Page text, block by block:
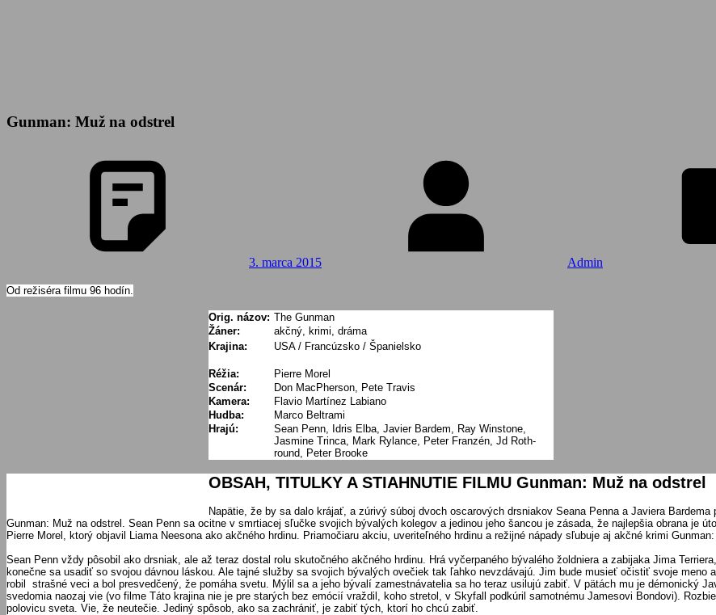
Gunman: Muž na odstrel
3. marca 2015 Admin
Od režiséra filmu 96 hodín.
Orig. názov: The Gunman
Žáner:
akčný, krimi, dráma
Krajina:
USA / Francúzsko / Španielsko
Réžia:
Pierre Morel
Scenár:
Don MacPherson, Pete Travis
Kamera:
Flavio Martínez Labiano
Hudba:
Marco Beltrami
Hrajú:
Sean Penn, Idris Elba, Javier Bardem, Ray Winstone,
Jasmine Trinca, Mark Rylance, Peter Franzén, Jd Roth-
round, Peter Brooke
OBSAH, TITULKY A STIAHNUTIE FILMU Gunman: Muž na odstrel
Napätie, že by sa dalo krájať, a zúrivý súboj dvoch oscarových drsniakov Seana Penna a Javiera
Gunman: Muž na odstrel. Sean Penn sa ocitne v smrtiacej sľučke svojich bývalých kolegov a jedinou jeho šancou je zásada, že najlepšia obrana je
Pierre Morel, ktorý objavil Liama Neesona ako akčného hrdinu. Priamočiaru akciu, uveriteľného hrdinu a režijné nápady sľubuje aj akčné krimi Gunman:
Sean Penn vždy pôsobil ako drsniak, ale až teraz dostal rolu skutočného akčného hrdinu. Hrá vyčerpaného bývalého žoldniera a zabijaka Jima
konečne sa usadiť so svojou dávnou láskou. Ale tajné služby sa svojich bývalých ovečiek tak ľahko nevzdávajú. Jim bude musieť očistiť svoje meno
robil strašné veci a bol presvedčený, že pomáha svetu. Mýlil sa a jeho bývalí zamestnávatelia sa ho teraz usilujú zabiť. V pätách mu je démonický
svedomia naozaj vie (vo filme Táto krajina nie je pre starých bez emócií vraždil, koho stretol, v Skyfall podkúril samotnému Jamesovi Bondovi).
polovicu sveta. Vie, že neutečie. Jediný spôsob, ako sa zachrániť, je zabiť tých, ktorí ho chcú zabiť.